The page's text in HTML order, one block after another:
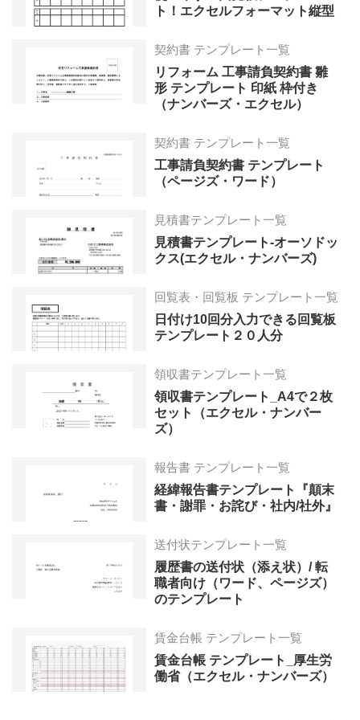
ト！エクセルフォーマット縦型
契約書 テンプレート一覧
リフォーム 工事請負契約書 雛
形 テンプレート 印紙 枠付き
（ナンバーズ・エクセル）
契約書 テンプレート一覧
工事請負契約書 テンプレート
（ページズ・ワード）
見積書テンプレート一覧
見積書テンプレート-オーソドッ
クス(エクセル・ナンバーズ)
回覧表・回覧板 テンプレート一覧
日付け10回分入力できる回覧板
テンプレート２０人分
領収書テンプレート一覧
領収書テンプレート_A4で２枚
セット（エクセル・ナンバー
ズ）
報告書 テンプレート一覧
経緯報告書テンプレート『顛末
書・謝罪・お詫び・社内/社外』
送付状テンプレート一覧
履歴書の送付状（添え状）/ 転
職者向け（ワード、ページズ）
のテンプレート
賃金台帳 テンプレート一覧
賃金台帳 テンプレート_厚生労
働省（エクセル・ナンバーズ）